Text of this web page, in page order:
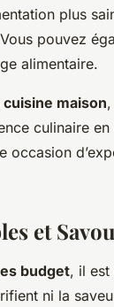
plus
pouvez
alimentaire.
maison
culinaire
occasion
et
budget, il est
ni la